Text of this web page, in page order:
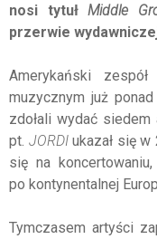
nosi tytuł Middle
przerwie
Amerykański
muzycznym już
zdołali wydać
pt. JORDIukazał się w
się na
po kontynentalnej
Tymczasem artyści